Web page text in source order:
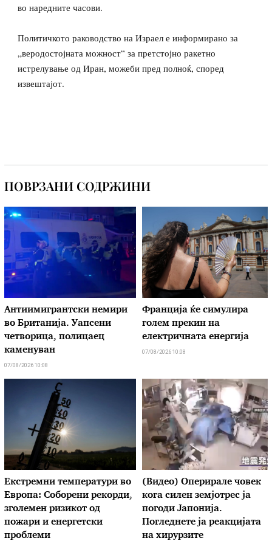
во наредните часови.
Политичкото раководство на Израел е информирано за
„веродостојната можност“ за претстојно ракетно
истрелување од Иран, можеби пред полноќ, според
извештајот.
ПОВРЗАНИ СОДРЖИНИ
Антиимигрантски немири
во Британија. Уапсени
четворица, полицаец
каменуван
07/08/2026 10:08
Франција ќе симулира
голем прекин на
електричната енергија
07/08/2026 10:08
Екстремни температури во
Европа: Соборени рекорди,
зголемен ризикот од
пожари и енергетски
проблеми
(Видео) Оперирале човек
кога силен земјотрес ја
погоди Јапонија.
Погледнете ја реакцијата
на хирурзите